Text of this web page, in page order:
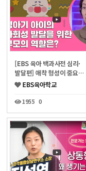
[EBS 육아 백과사전 심리·
발달편] 애착 형성이 중요…
EBS육아학교
1955 0